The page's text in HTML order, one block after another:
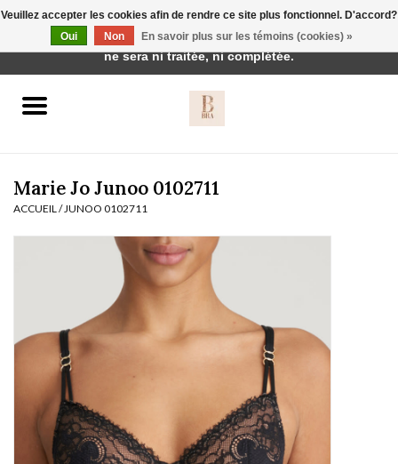
vêtements de nuit
Homewear
Lingerie-accessoires
Marie Jo Junoo 0102711
ACCUEIL / JUNOO 0102711
Veuillez accepter les cookies afin de rendre ce site plus fonctionnel. D'accord?
Oui
Non En savoir plus sur les témoins (cookies) »
Cette boutique est en construction. Toute commande passée
ne sera ni traitée, ni complétée.